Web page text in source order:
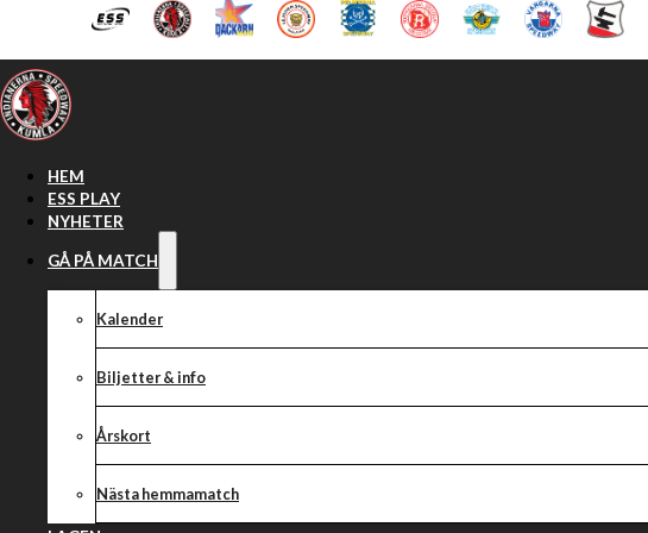
Hoppa till huvudinnehåll Hoppa till sidfot
HEM
ESS PLAY
NYHETER
GÅ PÅ MATCH
Kalender
Biljetter & info
Årskort
Nästa hemmamatch